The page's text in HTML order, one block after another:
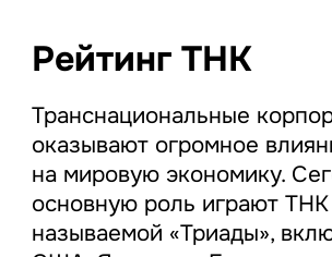
Рейтинг ТНК
Транснациональные
оказывают огромное
на мировую экономику.
основную роль играют ТНК
называемой «Триады»,